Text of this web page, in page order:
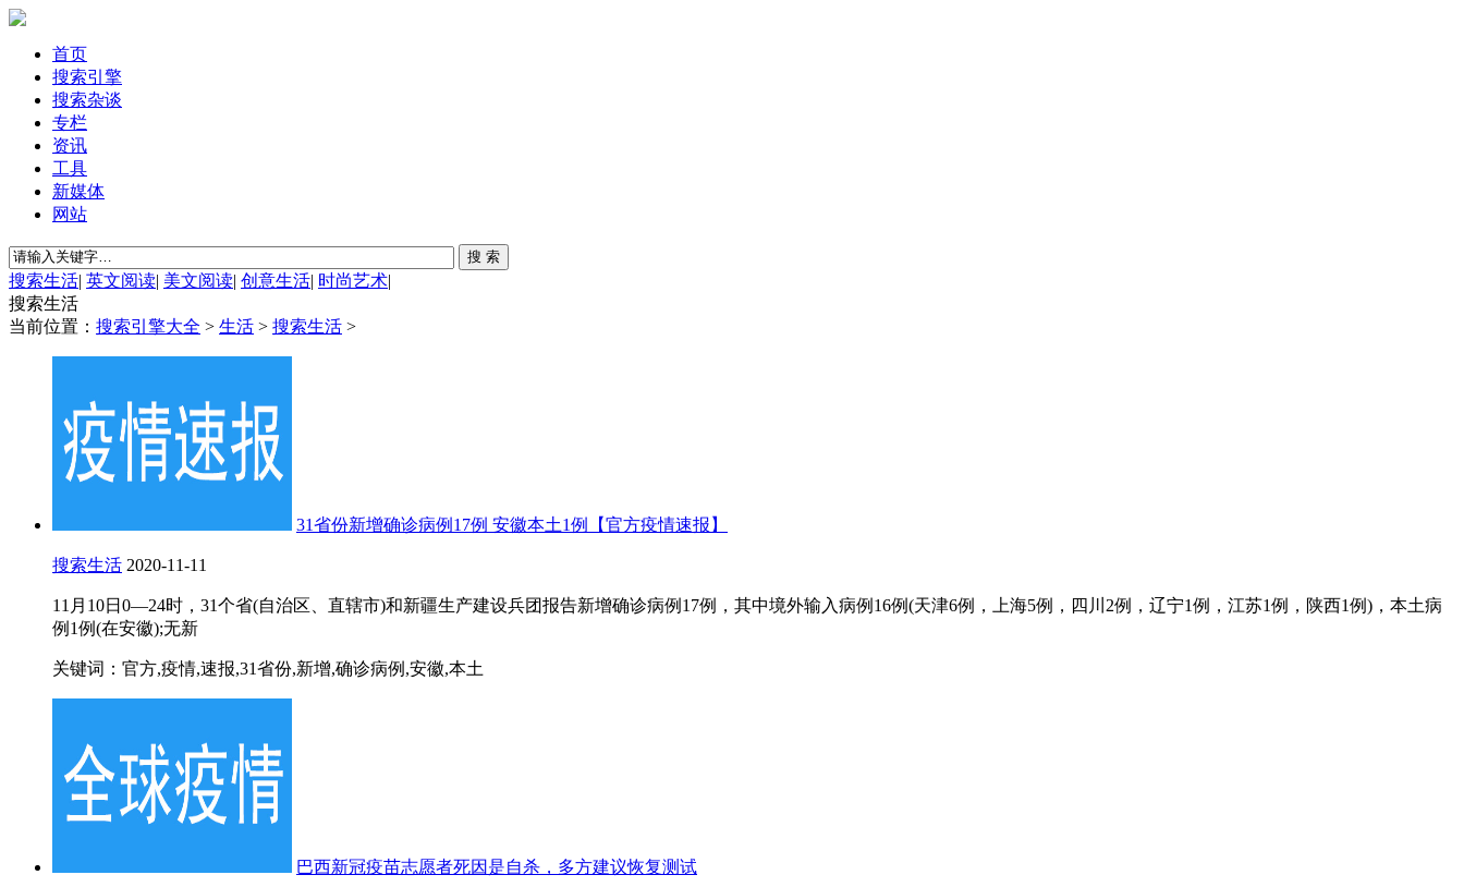
首页
搜索引擎
搜索杂谈
专栏
资讯
工具
新媒体
网站
搜索生活| 英文阅读| 美文阅读| 创意生活| 时尚艺术|
搜索生活
当前位置： 搜索引擎大全 > 生活 > 搜索生活 >
31省份新增确诊病例17例 安徽本土1例【官方疫情速报】
搜索生活 2020-11-11
11月10日0—24时，31个省(自治区、直辖市)和新疆生产建设兵团报告新增确诊病例17例，其中境外输入病例16例(天津6例，上海5例，四川2例，辽宁1例，江苏1例，陕西1例)，本土病
例1例(在安徽);无新
关键词：官方,疫情,速报,31省份,新增,确诊病例,安徽,本土
巴西新冠疫苗志愿者死因是自杀，多方建议恢复测试